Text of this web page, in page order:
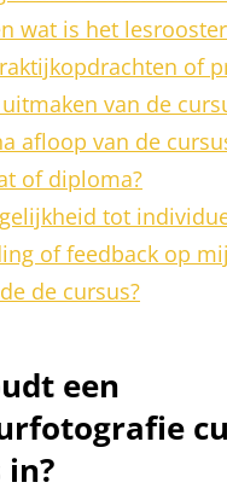
wat is het
of
van de
afloop van de
of diploma?
tot
of feedback op
de cursus?
een
in?